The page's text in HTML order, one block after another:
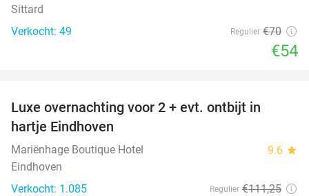
Sittard
Verkocht: 49
Regulier €70
€54
Luxe overnachting voor 2 + evt. ontbijt in
hartje Eindhoven
Mariënhage Boutique Hotel 9.6 star
Eindhoven
Verkocht: 1.085
Regulier €111,25